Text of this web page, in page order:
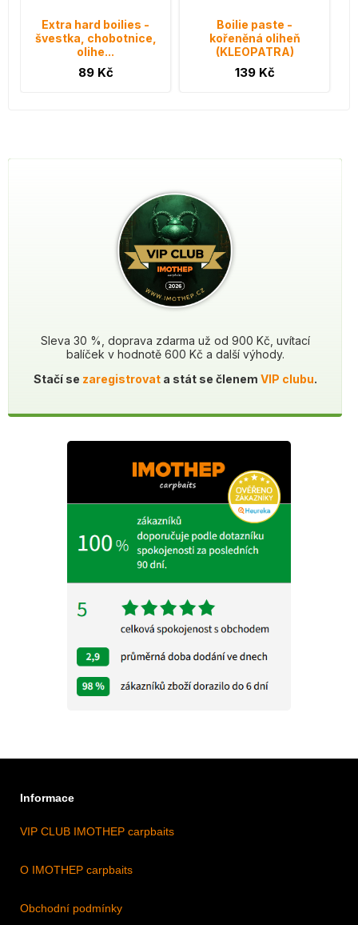
Sleva 30 %, doprava zdarma už od 900 Kč, uvítací
balíček v hodnotě 600 Kč a další výhody.
Stačí se zaregistrovata stát se členem VIP clubu.
Extra hard boilies -
švestka, chobotnice,
olihe...
89 Kč
Boilie paste -
kořeněná oliheň
(KLEOPATRA)
139 Kč
Informace
VIP CLUB IMOTHEP carpbaits
O IMOTHEP carpbaits
Obchodní podmínky